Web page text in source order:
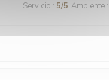
Servicio : 5/5 Ambiente :